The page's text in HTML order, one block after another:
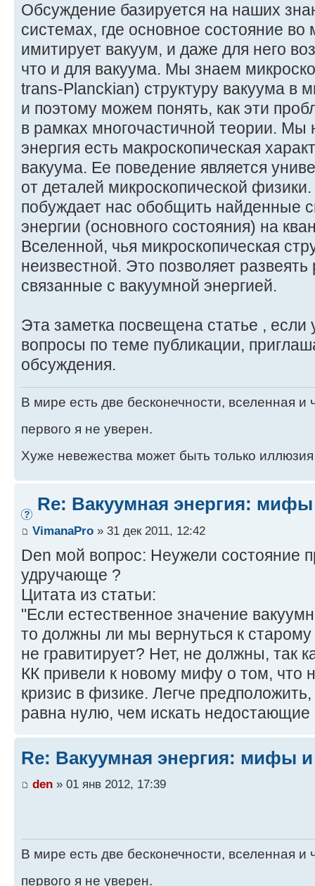
Обсуждение базируется на наших
системах, где основное состояние
имитирует вакуум, и даже для него
что и для вакуума. Мы знаем
trans-Planckian) структуру вакуума в
и поэтому можем понять, как эти
в рамках многочастичной теории. Мы
энергия есть макроскопическая
вакуума. Ее поведение является
от деталей микроскопической
побуждает нас обобщить найденные
энергии (основного состояния) на
Вселенной, чья микроскопическая
неизвестной. Это позволяет
связанные с вакуумной энергией.
Эта заметка посвещена статье , если
вопроcы по теме публикации,
обсуждения.
В мире есть две бесконечности, вселенная и
первого я не уверен.
Хуже невежества может быть только
Re: Вакуумная энергия:
VimanaPro » 31 дек 2011, 12:42
Den мой вопрос: Неужели состояние
удручающе ?
Цитата из статьи:
"Если естественное значение
то должны ли мы вернуться к
не гравитирует? Нет, не должны, так
КК привели к новому мифу о том, что
кризис в физике. Легче
равна нулю, чем искать недостающие
Re: Вакуумная энергия: мифы
den » 01 янв 2012, 17:39
В мире есть две бесконечности, вселенная и
первого я не уверен.